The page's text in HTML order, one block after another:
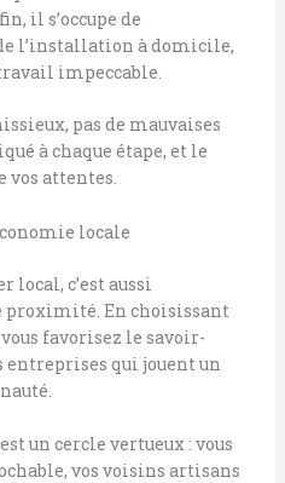
il s’occupe de
l’installation à domicile,
impeccable.
pas de mauvaises
à chaque étape, et le
vos attentes.
locale
local, c’est aussi
proximité. En choisissant
favorisez le savoir-
entreprises qui jouent un
un cercle vertueux : vous
vos voisins artisans